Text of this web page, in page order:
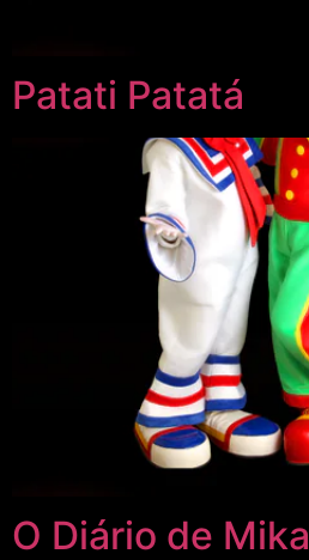
Patati Patatá
O Diário de Mika